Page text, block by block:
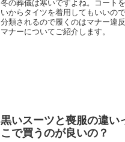
冬の葬儀は寒いですよね。コート
いからタイツを着用してもいいの
分類されるので履くのはマナー違
マナーについてご紹介します。
黒いスーツと喪服の違い
こで買うのが良いの？